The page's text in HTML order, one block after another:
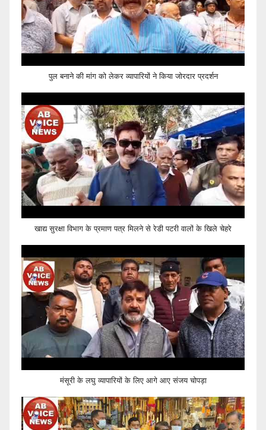
पुल बनाने की मांग को लेकर व्यापारियों ने किया जोरदार प्रदर्शन
खाद्य सुरक्षा विभाग के प्रमाण पत्र मिलने से रेडी पटरी वालों के खिले चेहरे
मंसूरी के लघु व्यापारियों के लिए आगे आए संजय चोपड़ा